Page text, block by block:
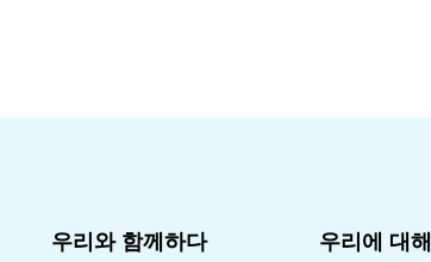
우리와 함께하다 우리에 대해